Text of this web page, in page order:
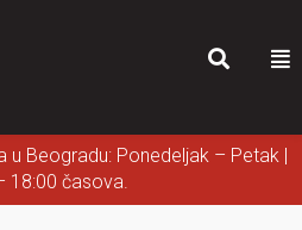
u Beogradu: Ponedeljak – Petak |
18:00 časova.